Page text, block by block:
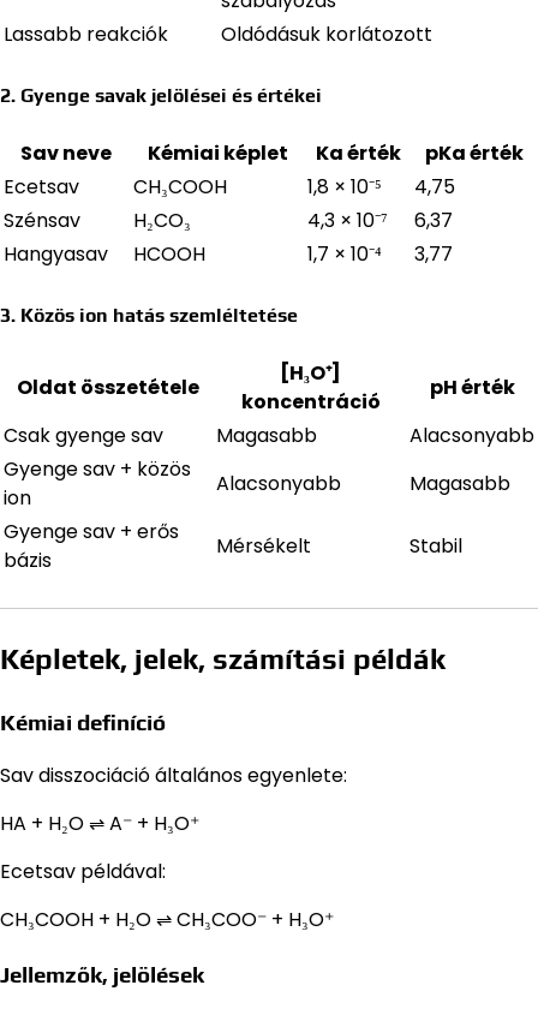
Lassabb reakciók
Oldódásuk korlátozott
2. Gyenge savak jelölései és értékei
Sav neve Kémiai képlet Ka érték
pKa érték
Ecetsav
CH₃COOH 1,8 × 10⁻⁵
4,75
Szénsav
H₂CO₃ 4,3 × 10⁻⁷
6,37
Hangyasav
HCOOH 1,7 × 10⁻⁴ 3,77
3. Közös ion hatás szemléltetése
Oldat összetétele
[H₃O⁺]
koncentráció
pH érték
Csak gyenge sav
Magasabb
Alacsonyabb
Gyenge sav + közös
ion
Alacsonyabb
Magasabb
Gyenge sav + erős
bázis
Mérsékelt Stabil
Képletek, jelek, számítási példák
Kémiai definíció
Sav disszociáció általános egyenlete:
HA + H₂O ⇌ A⁻ + H₃O⁺
Ecetsav példával:
CH₃COOH + H₂O ⇌ CH₃COO⁻ + H₃O⁺
Jellemzők, jelölések